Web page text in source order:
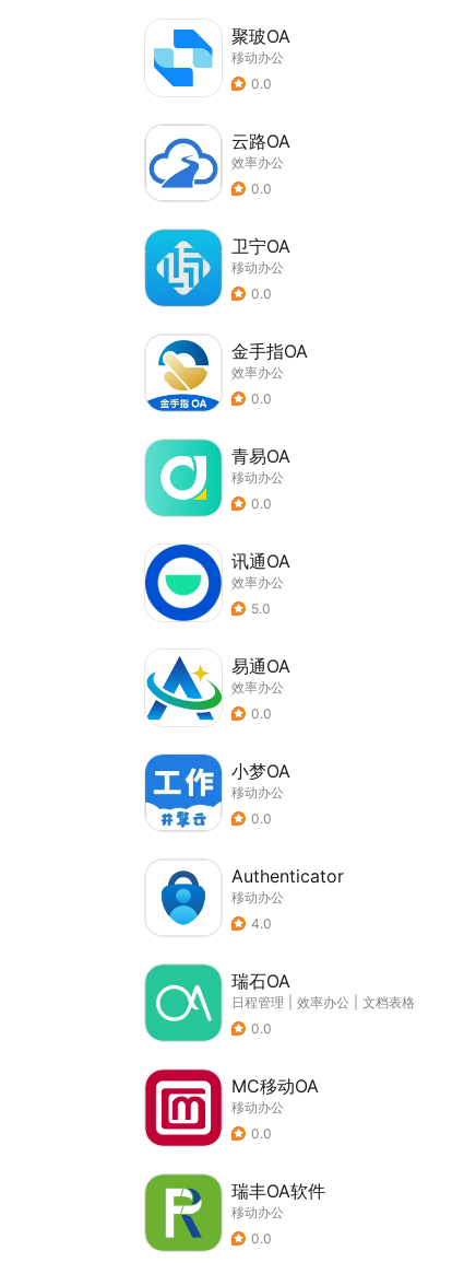
聚玻OA
移动办公
0.0
云路OA
效率办公
0.0
卫宁OA
移动办公
0.0
金手指OA
效率办公
0.0
青易OA
移动办公
0.0
讯通OA
效率办公
5.0
易通OA
效率办公
0.0
小梦OA
移动办公
0.0
Authenticator
移动办公
4.0
瑞石OA
日程管理 效率办公
文档表格
0.0
MC移动OA
移动办公
0.0
瑞丰OA软件
移动办公
0.0